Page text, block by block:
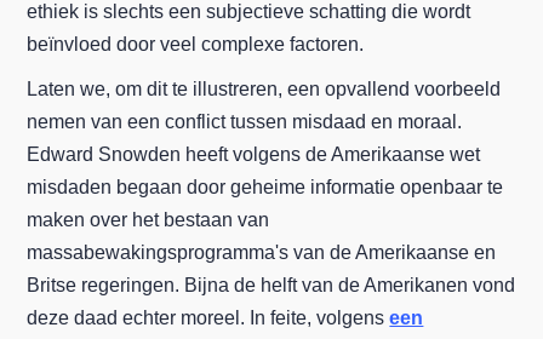
ethiek is slechts een subjectieve schatting die wordt
beïnvloed door veel complexe factoren.
Laten we, om dit te illustreren, een opvallend voorbeeld
nemen van een conflict tussen misdaad en moraal.
Edward Snowden heeft volgens de Amerikaanse wet
misdaden begaan door geheime informatie openbaar te
maken over het bestaan van
massabewakingsprogramma's van de Amerikaanse en
Britse regeringen. Bijna de helft van de Amerikanen vond
deze daad echter moreel. In feite, volgenseen